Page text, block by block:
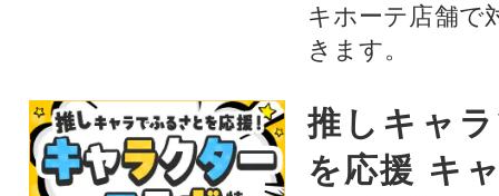
キホーテ店舗で
きます。
推しキャ
を応援 キ